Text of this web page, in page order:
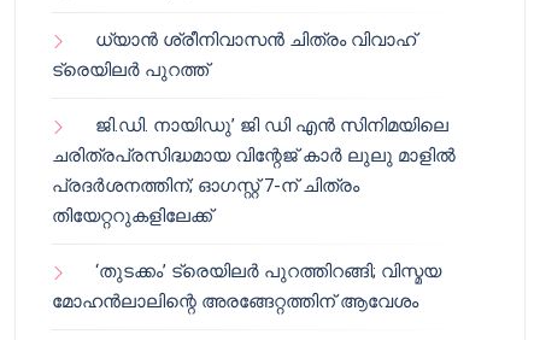
ധ്യാൻ ശ്രീനിവാസൻ ചിത്രം വിവാഹ്
ട്രെയിലർ പുറത്ത്
ജി.ഡി. നായിഡു’ ജി ഡി എൻ സിനിമയിലെ
ചരിത്രപ്രസിദ്ധമായ വിന്റേജ് കാർ ലുലു മാളിൽ
പ്രദർശനത്തിന്; ഓഗസ്റ്റ് 7-ന് ചിത്രം
തിയേറ്ററുകളിലേക്ക്
‘തുടക്കം’ ട്രെയിലർ പുറത്തിറങ്ങി; വിസ്മയ
മോഹൻലാലിന്റെ അരങ്ങേറ്റത്തിന് ആവേശം